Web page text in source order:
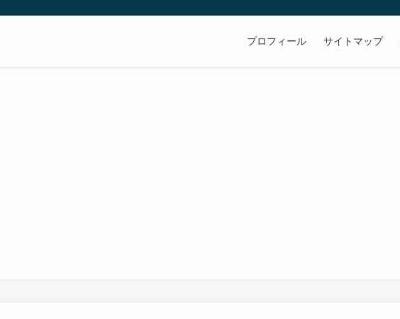
プロフィール サイトマップ